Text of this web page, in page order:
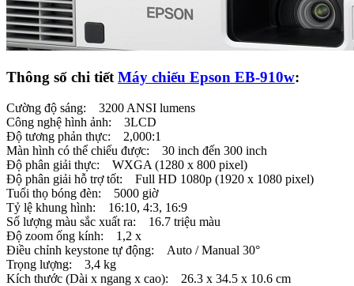
Thông số chi tiết Máy chiếu Epson EB-910w:
Cường độ sáng: 3200 ANSI lumens
Công nghệ hình ảnh: 3LCD
Độ tương phản thực: 2,000:1
Màn hình có thể chiếu được: 30 inch đến 300 inch
Độ phân giải thực: WXGA (1280 x 800 pixel)
Độ phân giải hỗ trợ tốt: Full HD 1080p (1920 x 1080 pixel)
Tuổi thọ bóng đèn: 5000 giờ
Tỷ lệ khung hình: 16:10, 4:3, 16:9
Số lượng màu sắc xuất ra: 16.7 triệu màu
Độ zoom ống kính: 1,2 x
Điều chỉnh keystone tự động: Auto / Manual 30°
Trọng lượng: 3,4 kg
Kích thước (Dài x ngang x cao): 26.3 x 34.5 x 10.6 cm